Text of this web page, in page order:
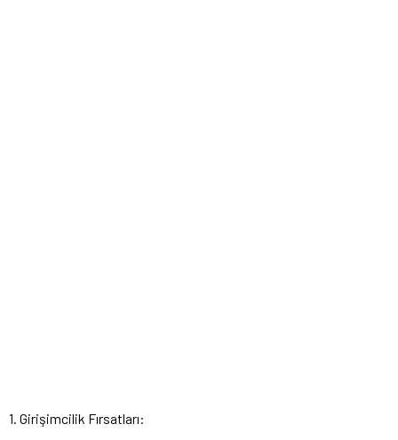
1. Girişimcilik Fırsatları: